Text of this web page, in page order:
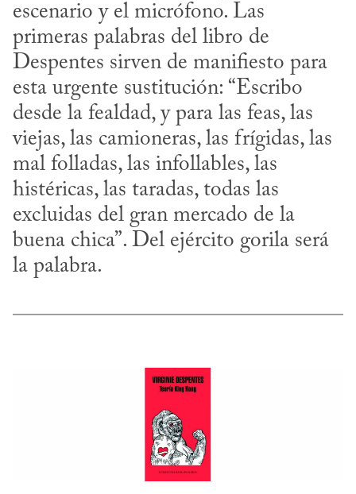
escenario y el micrófono. Las
primeras palabras del libro de
Despentes sirven de manifiesto para
esta urgente sustitución: “Escribo
desde la fealdad, y para las feas, las
viejas, las camioneras, las frígidas, las
mal folladas, las infollables, las
histéricas, las taradas, todas las
excluidas del gran mercado de la
buena chica”. Del ejército gorila será
la palabra.